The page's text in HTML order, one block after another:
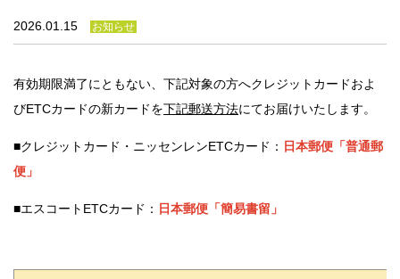
加盟店のみなさま
2026.01.15 お知らせ
有効期限満了にともない、下記対象の方へクレジットカードおよ
びETCカードの新カードを下記郵送方法にてお届けいたします。
■クレジットカード・ニッセンレンETCカード： 日本郵便「普通郵
便」
■エスコートETCカード： 日本郵便「簡易書留」